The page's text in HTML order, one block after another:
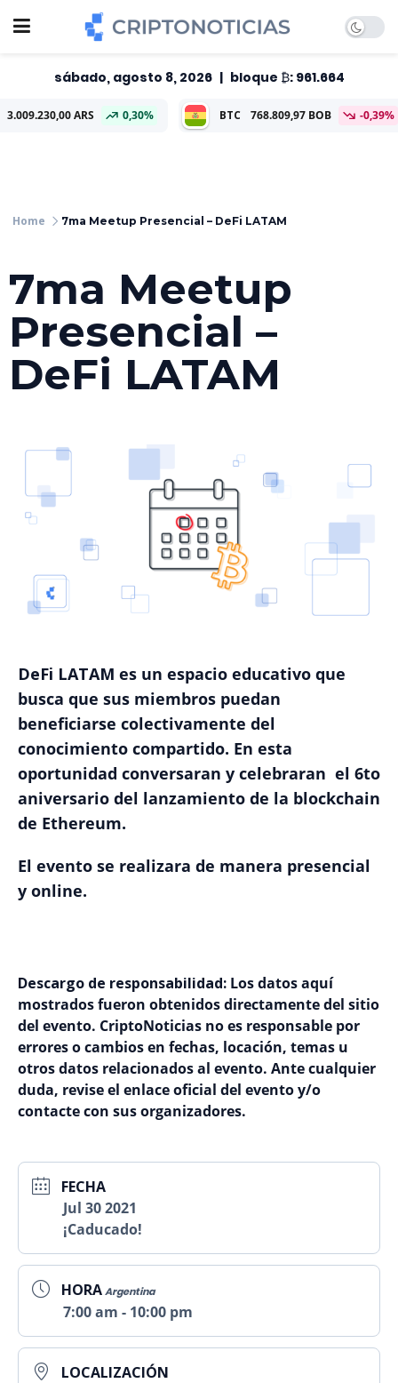
sábado, agosto 8, 2026 | bloque ₿: 961.664
ARS 0,30% BTC 768.809,97 BOB -0,39% ETH
7ma Meetup Presencial – DeFi LATAM
7ma Meetup
Presencial –
DeFi LATAM
DeFi LATAM es un espacio educativo que
busca que sus miembros puedan
beneficiarse colectivamente del
conocimiento compartido. En esta
oportunidad conversaran y celebraran el 6to
aniversario del lanzamiento de la blockchain
de Ethereum.
El evento se realizara de manera presencial
y online.
Descargo de responsabilidad: Los datos aquí
mostrados fueron obtenidos directamente del sitio
del evento. CriptoNoticias no es responsable por
errores o cambios en fechas, locación, temas u
otros datos relacionados al evento. Ante cualquier
duda, revise el enlace oficial del evento y/o
contacte con sus organizadores.
FECHA
Jul 30 2021
¡Caducado!
HORAArgentina
7:00 am - 10:00 pm
LOCALIZACIÓN